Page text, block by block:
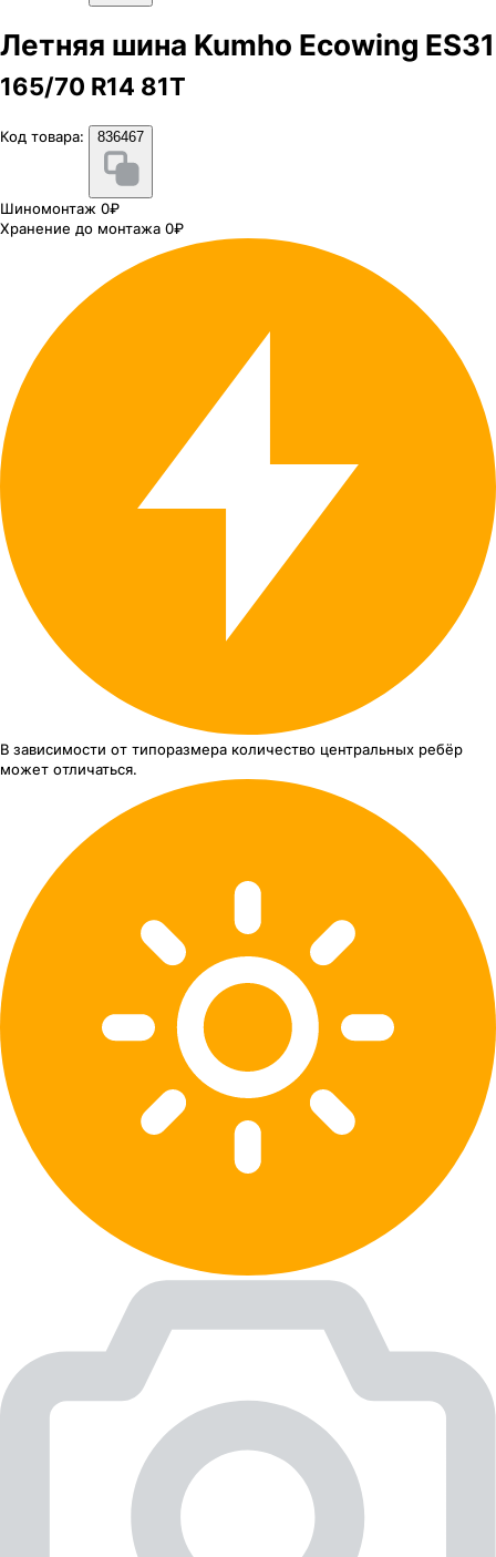
Летняя шина Kumho Ecowing ES31
165/70 R14 81T
Код товара: 836467
Шиномонтаж 0₽
Хранение до монтажа 0₽
В зависимости от типоразмера количество центральных ребёр
может отличаться.